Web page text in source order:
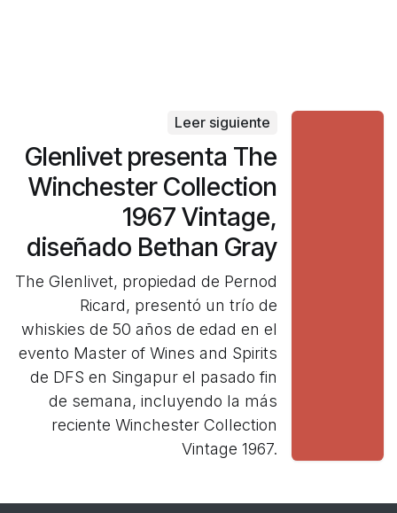
Leer siguiente
Glenlivet presenta The
Winchester Collection
1967 Vintage,
diseñado Bethan Gray
The Glenlivet, propiedad de Pernod
Ricard, presentó un trío de
whiskies de 50 años de edad en el
evento Master of Wines and Spirits
de DFS en Singapur el pasado fin
de semana, incluyendo la más
reciente Winchester Collection
Vintage 1967.